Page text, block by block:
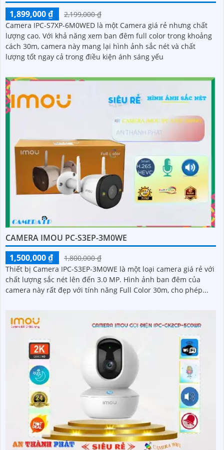
1,899,000 ₫
2,199,000 ₫
Camera IPC-S7XP-6M0WED là một Camera giá rẻ nhưng chất
lượng cao. Với khả năng xem ban đêm full color trong khoảng
cách 30m, camera này mang lại hình ảnh sắc nét và chất
lượng tốt ngay cả trong điều kiện ánh sáng yếu
CAMERA IMOU PC-S3EP-3M0WE
1,500,000 ₫
1,800,000 ₫
Thiết bị Camera IPC-S3EP-3M0WE là một loại camera giá rẻ với
chất lượng sắc nét lên đến 3.0 MP. Hình ảnh ban đêm của
camera này rất đẹp với tính năng Full Color 30m, cho phép...